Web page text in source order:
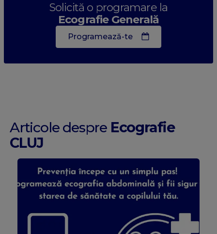
Solicită o programare la
Ecografie Generală
Programează-te
Articole despre Ecografie
CLUJ